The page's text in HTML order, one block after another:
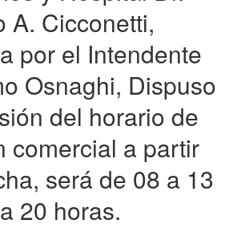
A. Cicconetti,
por el Intendente
Osnaghi, Dispuso
del horario de
comercial a partir
será de 08 a 13
20 horas.